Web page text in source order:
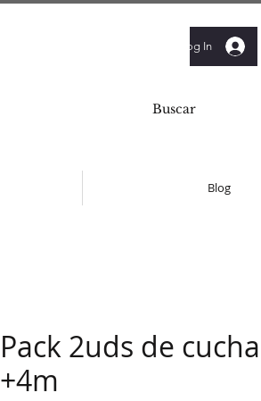
Log In
Blog
Pack 2uds de
+4m